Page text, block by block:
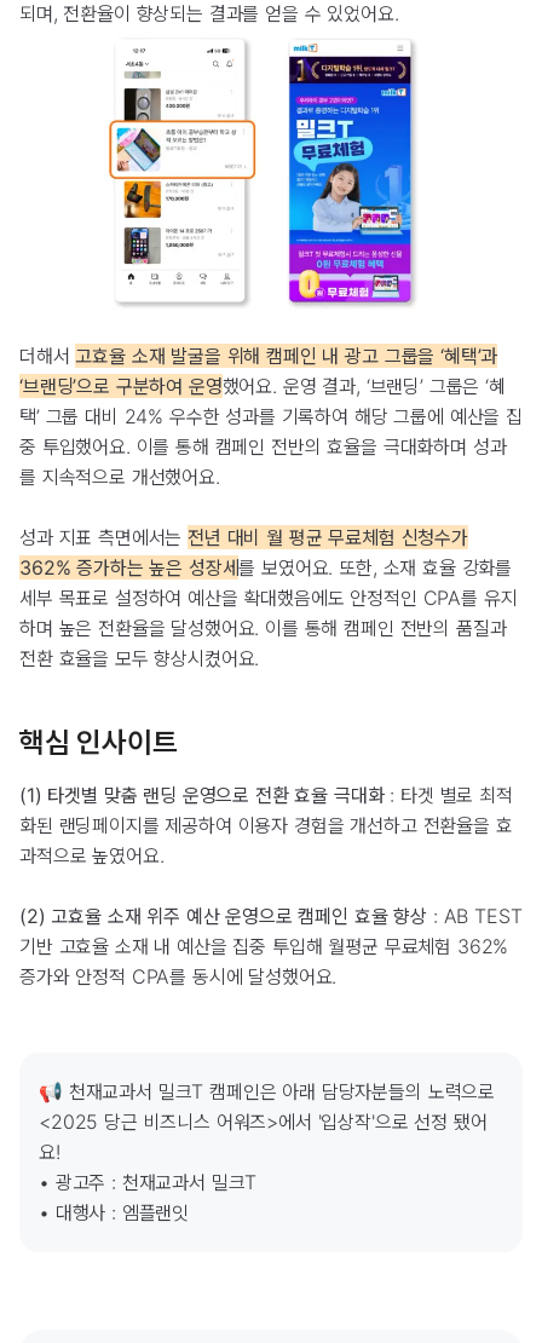
되며, 전환율이 향상되는 결과를 얻을 수 있었어요.
더해서 고효율 소재 발굴을 위해 캠페인 내 광고 그룹을 ‘혜택’과
‘브랜딩’으로 구분하여 운영했어요. 운영 결과, ‘브랜딩’ 그룹은 ‘혜
택’ 그룹 대비 24% 우수한 성과를 기록하여 해당 그룹에 예산을 집
중 투입했어요. 이를 통해 캠페인 전반의 효율을 극대화하며 성과
를 지속적으로 개선했어요.
성과 지표 측면에서는전년 대비 월 평균 무료체험 신청수가
362% 증가하는 높은 성장세를 보였어요. 또한, 소재 효율 강화를
세부 목표로 설정하여 예산을 확대했음에도 안정적인 CPA를 유지
하며 높은 전환율을 달성했어요. 이를 통해 캠페인 전반의 품질과
전환 효율을 모두 향상시켰어요.
핵심 인사이트
(1) 타겟별 맞춤 랜딩 운영으로 전환 효율 극대화: 타겟 별로 최적
화된 랜딩페이지를 제공하여 이용자 경험을 개선하고 전환율을 효
과적으로 높였어요.
(2) 고효율 소재 위주 예산 운영으로 캠페인 효율 향상 : AB TEST
기반 고효율 소재 내 예산을 집중 투입해 월평균 무료체험 362%
증가와 안정적 CPA를 동시에 달성했어요.
📢 천재교과서 밀크T 캠페인은 아래 담당자분들의 노력으로
<2025 당근 비즈니스 어워즈>에서 '입상작'으로 선정 됐어
요!
• 광고주 : 천재교과서 밀크T